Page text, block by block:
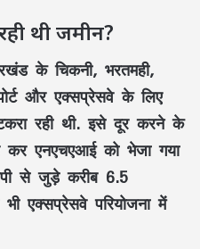
थी जमीन?
के चिकनी, भरतमही,
और एक्सप्रेसवे के लिए
रही थी. इसे दूर करने के
कर एनएचएआई को भेजा गया
से जुड़े करीब 6.5
एक्सप्रेसवे परियोजना में